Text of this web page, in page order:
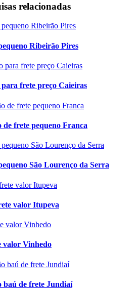
relacionadas
Ribeirão Pires
frete preço Caieiras
de frete pequeno Franca
São Lourenço da Serra
valor Itupeva
valor Vinhedo
baú de frete Jundiaí